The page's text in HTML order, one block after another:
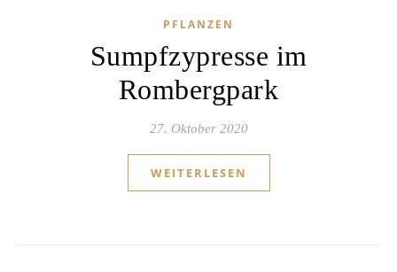
PFLANZEN
Sumpfzypresse im
Rombergpark
27. Oktober 2020
WEITERLESEN